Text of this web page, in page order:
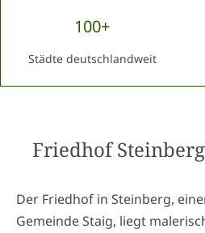
100+
Städte deutschlandweit
Friedhof Steinberg
Der Friedhof in Steinberg,
Gemeinde Staig, liegt